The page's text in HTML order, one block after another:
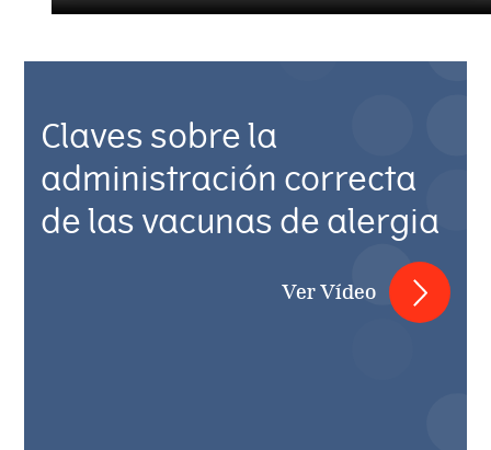
Claves sobre la
administración correcta
de las vacunas de alergia
Ver Vídeo